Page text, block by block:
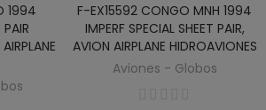
1994
AÑADIR AL CARRITO
F-EX15592 CONGO MNH 1994
IMPERF SPECIAL SHEET PAIR,
AVION AIRPLANE HIDROAVIONES
Aviones - Globos